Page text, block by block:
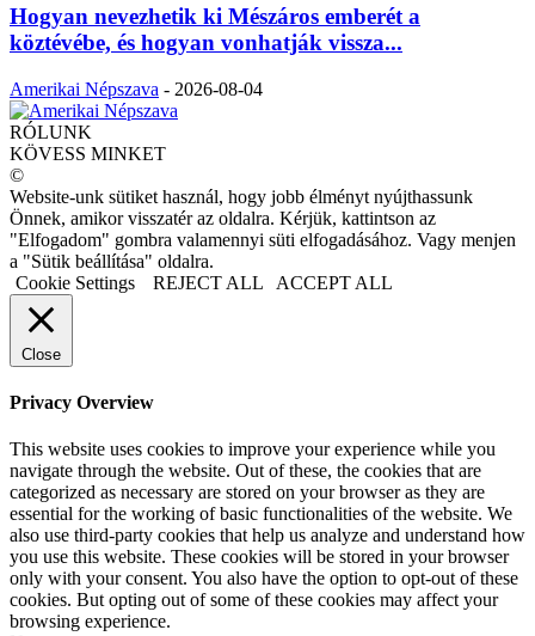
Hogyan nevezhetik ki Mészáros emberét a
köztévébe, és hogyan vonhatják vissza...
Amerikai Népszava - 2026-08-04
RÓLUNK
KÖVESS MINKET
©
Website-unk sütiket használ, hogy jobb élményt nyújthassunk
Önnek, amikor visszatér az oldalra. Kérjük, kattintson az
"Elfogadom" gombra valamennyi süti elfogadásához. Vagy menjen
a "Sütik beállítása" oldalra.
Cookie Settings
REJECT ALL ACCEPT ALL
Close
Privacy Overview
This website uses cookies to improve your experience while you
navigate through the website. Out of these, the cookies that are
categorized as necessary are stored on your browser as they are
essential for the working of basic functionalities of the website. We
also use third-party cookies that help us analyze and understand how
you use this website. These cookies will be stored in your browser
only with your consent. You also have the option to opt-out of these
cookies. But opting out of some of these cookies may affect your
browsing experience.